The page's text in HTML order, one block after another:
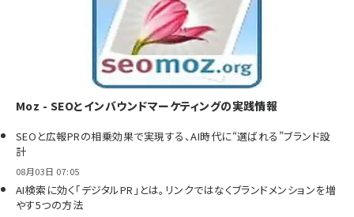
Moz - SEOとインバウンドマーケティングの実践情報
SEOと広報PRの相乗効果で実現する、AI時代に“選ばれる”ブランド設
計
08月03日 07:05
AI検索に効く「デジタルPR」とは。リンクではなくブランドメンションを増
やす5つの方法